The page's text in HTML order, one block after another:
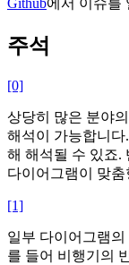
Github에서 이슈를
주석
[0]
상당히 많은 분야
해석이 가능합니
해 해석될 수 있죠.
다이어그램이 맞
[1]
일부 다이어그램
를 들어 비행기의